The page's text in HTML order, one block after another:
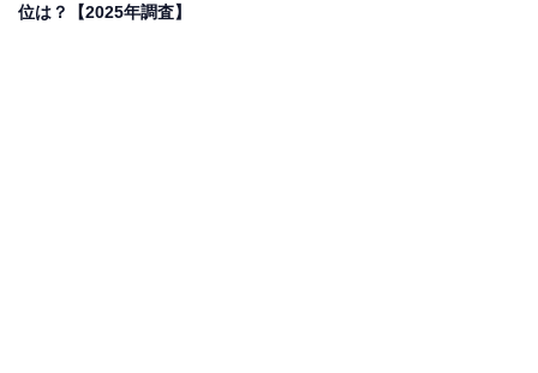
位は？【2025年調査】